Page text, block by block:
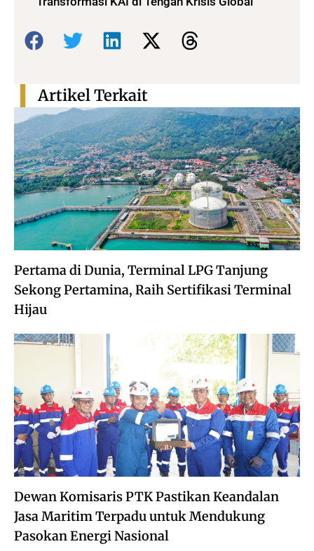
Bagikan:
Pertama di Dunia, Terminal LPG Tanjung
Sekong Pertamina, Raih Sertifikasi Terminal
Hijau
Dewan Komisaris PTK Pastikan Keandalan
Jasa Maritim Terpadu untuk Mendukung
Pasokan Energi Nasional
Artikel Terkait